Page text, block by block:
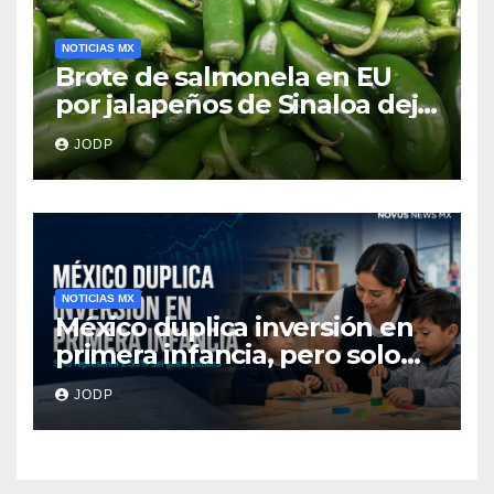
NOTICIAS MX
Brote de salmonela en EU
por jalapeños de Sinaloa deja
345 enfermos y 36
hospitalizados
JODP
NOTICIAS MX
México duplica inversión en
primera infancia, pero solo
destina 2.53% del gasto
público
JODP